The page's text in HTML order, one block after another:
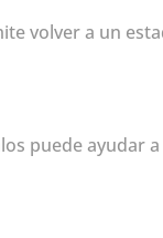
volver a un
puede ayudar